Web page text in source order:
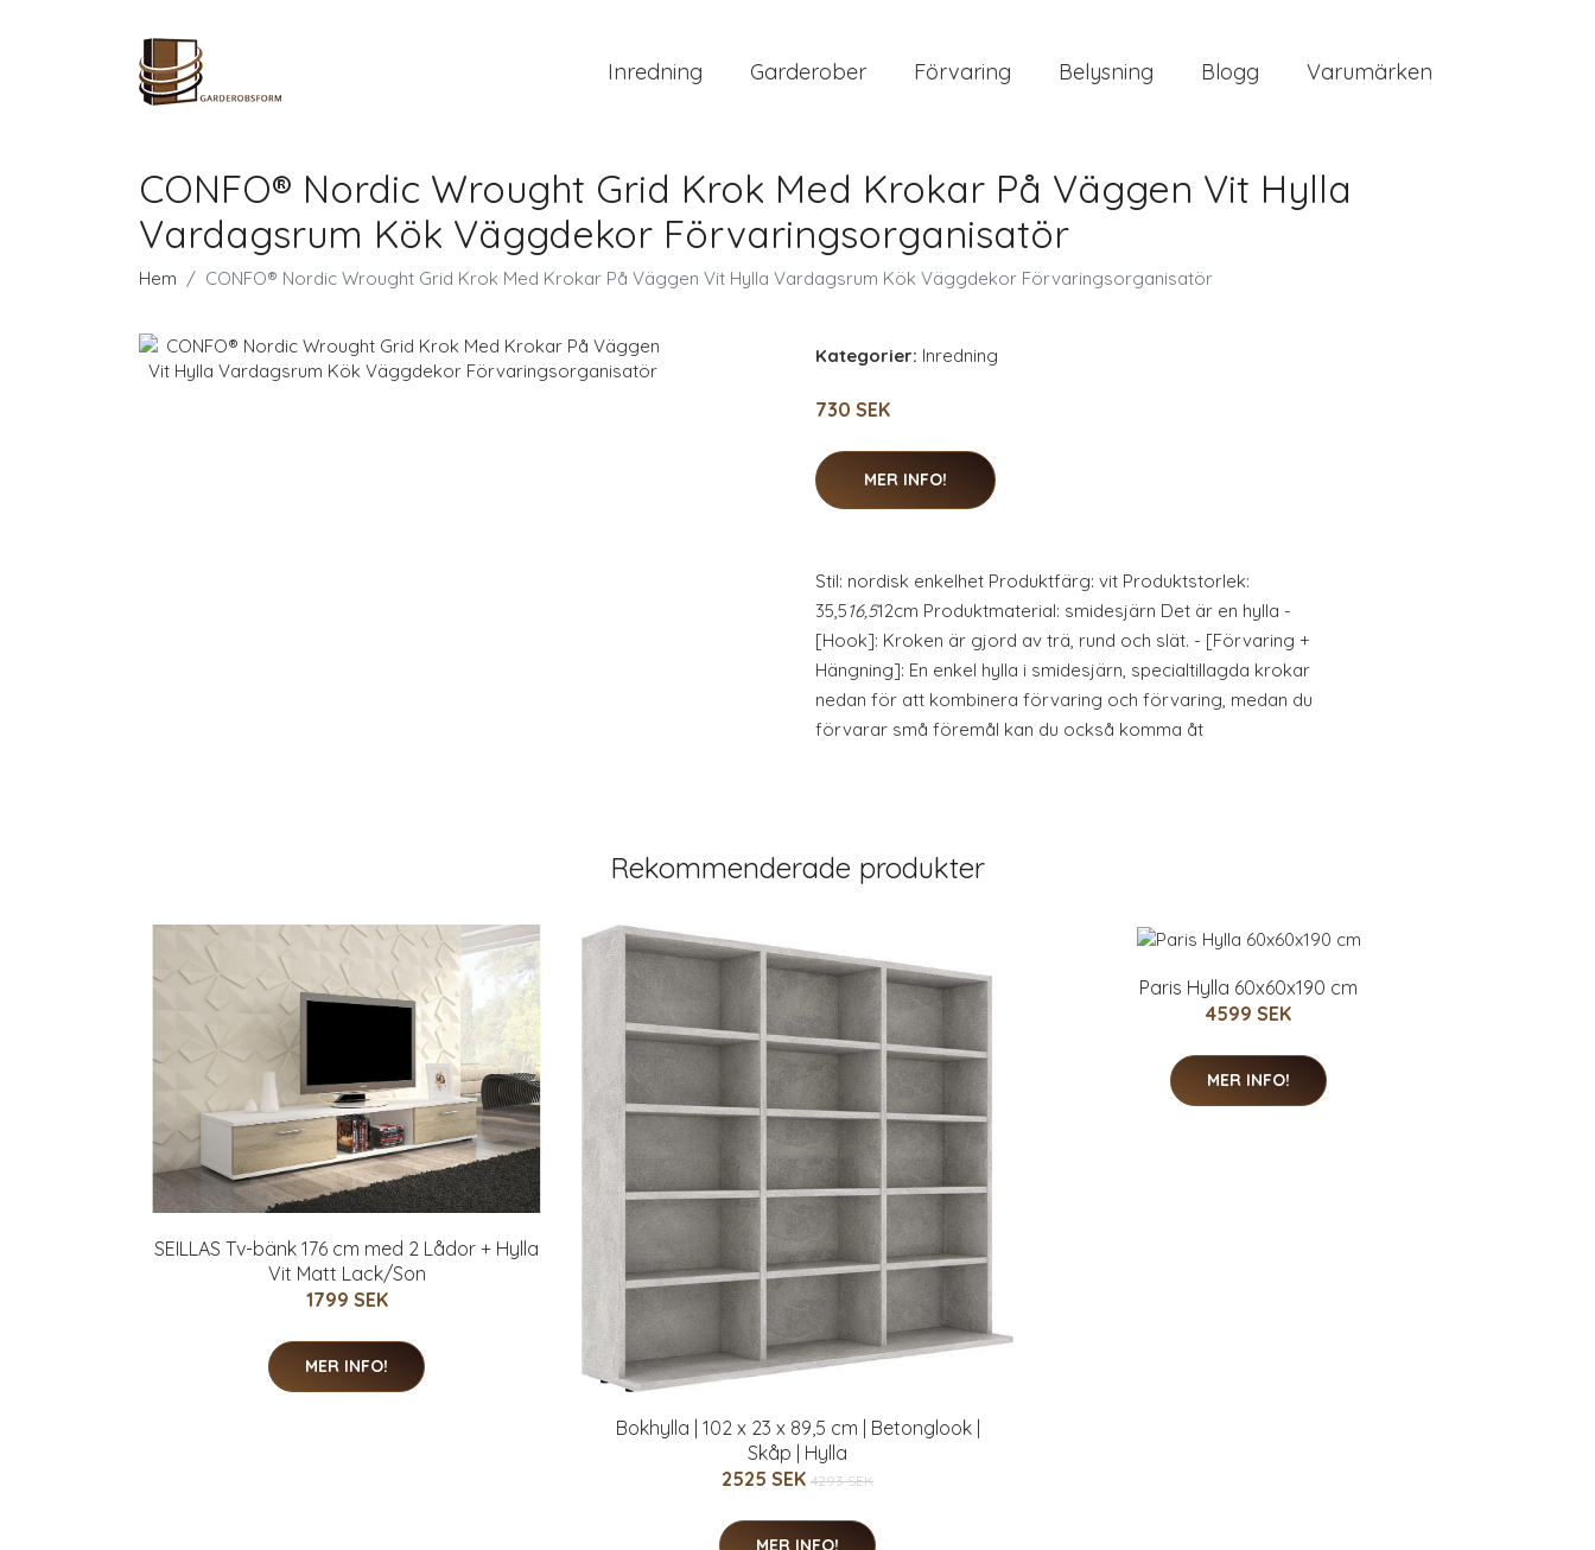
Inredning Garderober Förvaring Belysning Blogg Varumärken
CONFO® Nordic Wrought Grid Krok Med Krokar På Väggen Vit Hylla
Vardagsrum Kök Väggdekor Förvaringsorganisatör
Hem CONFO® Nordic Wrought Grid Krok Med Krokar På Väggen Vit Hylla Vardagsrum Kök Väggdekor Förvaringsorganisatör
Kategorier: Inredning
730 SEK
MER INFO!
Stil: nordisk enkelhet Produktfärg: vit Produktstorlek:
35,516,512cm Produktmaterial: smidesjärn Det är en hylla -
[Hook]: Kroken är gjord av trä, rund och slät. - [Förvaring +
Hängning]: En enkel hylla i smidesjärn, specialtillagda krokar
nedan för att kombinera förvaring och förvaring, medan du
förvarar små föremål kan du också komma åt
Rekommenderade produkter
SEILLAS Tv-bänk 176 cm med 2 Lådor + Hylla
Vit Matt Lack/Son
1799 SEK
MER INFO!
Bokhylla | 102 x 23 x 89,5 cm | Betonglook |
Skåp | Hylla
2525 SEK 4293 SEK
MER INFO!
Paris Hylla 60x60x190 cm
4599 SEK
MER INFO!